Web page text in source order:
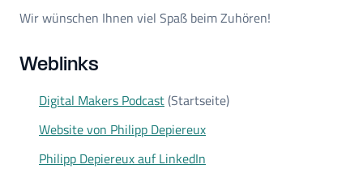
Wir wünschen Ihnen viel Spaß beim Zuhören!
Weblinks
Digital Makers Podcast(Startseite)
Website von Philipp Depiereux
Philipp Depiereux auf LinkedIn